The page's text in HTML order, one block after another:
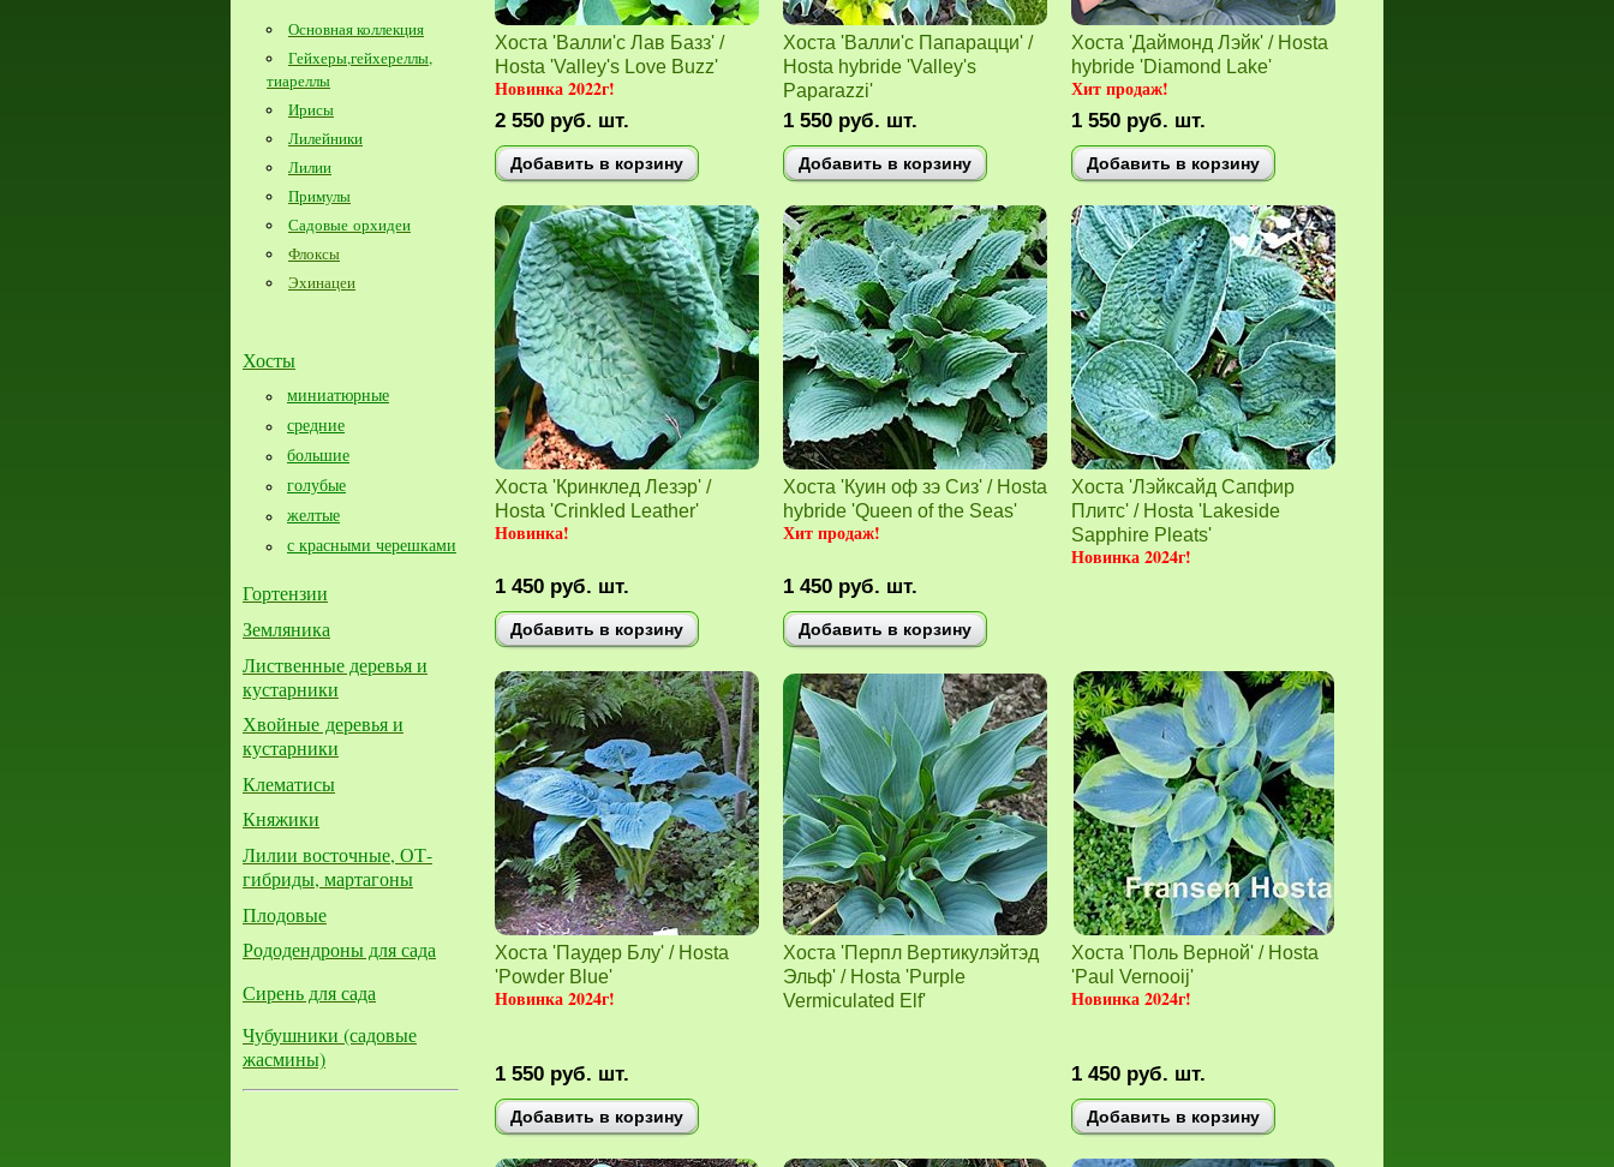
Основная коллекция
Гейхеры,гейхереллы,
тиареллы
Ирисы
Лилейники
Лилии
Примулы
Садовые орхидеи
Флоксы
Эхинацеи
Хосты
миниатюрные
средние
большие​
голубые
желтые
с красными черешками
Гортензии
Земляника
Лиственные деревья и
кустарники
Хвойные деревья и
кустарники
Клематисы
Княжики
Лилии восточные, ОТ-
гибриды, мартагоны
Плодовые
Рододендроны для сада
Сирень для сада
Чубушники (садовые
жасмины)
Хоста 'Валли'с Лав Базз' /
Hosta 'Valley's Love Buzz'
Новинка 2022г!
2 550 руб. шт.
Добавить в корзину
Хоста 'Валли'с Папарацци' /
Hosta hybride 'Valley's
Paparazzi'
1 550 руб. шт.
Добавить в корзину
Хоста 'Даймонд Лэйк' / Hosta
hybride 'Diamond Lake'
Хит продаж!
1 550 руб. шт.
Добавить в корзину
Хоста 'Кринклед Лезэр' /
Hosta 'Crinkled Leather'
Новинка!
1 450 руб. шт.
Добавить в корзину
Хоста 'Куин оф зэ Сиз' / Hosta
hybride 'Queen of the Seas'
Хит продаж!
1 450 руб. шт.
Добавить в корзину
Хоста 'Лэйксайд Сапфир
Плитс' / Hosta 'Lakeside
Sapphire Pleats'
Новинка 2024г!
Хоста 'Паудер Блу' / Hosta
'Powder Blue'
Новинка 2024г!
1 550 руб. шт.
Добавить в корзину
Хоста 'Перпл Вертикулэйтэд
Эльф' / Hosta 'Purple
Vermiculated Elf'
Хоста 'Поль Верной' / Hosta
'Paul Vernooij'
Новинка 2024г!
1 450 руб. шт.
Добавить в корзину